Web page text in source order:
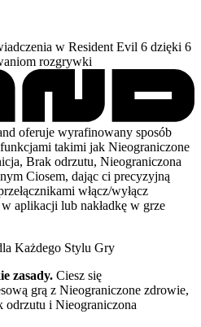
w Resident Evil 6 dzięki 6
rozgrywki
oferuje wyrafinowany sposób
takimi jak Nieograniczone
Brak odrzutu, Nieograniczona
Ciosem, dając ci precyzyjną
włącz/wyłącz
aplikacji lub nakładkę w grze
Każdego Stylu Gry
zasady. Ciesz się
grą z Nieograniczone zdrowie,
i Nieograniczona